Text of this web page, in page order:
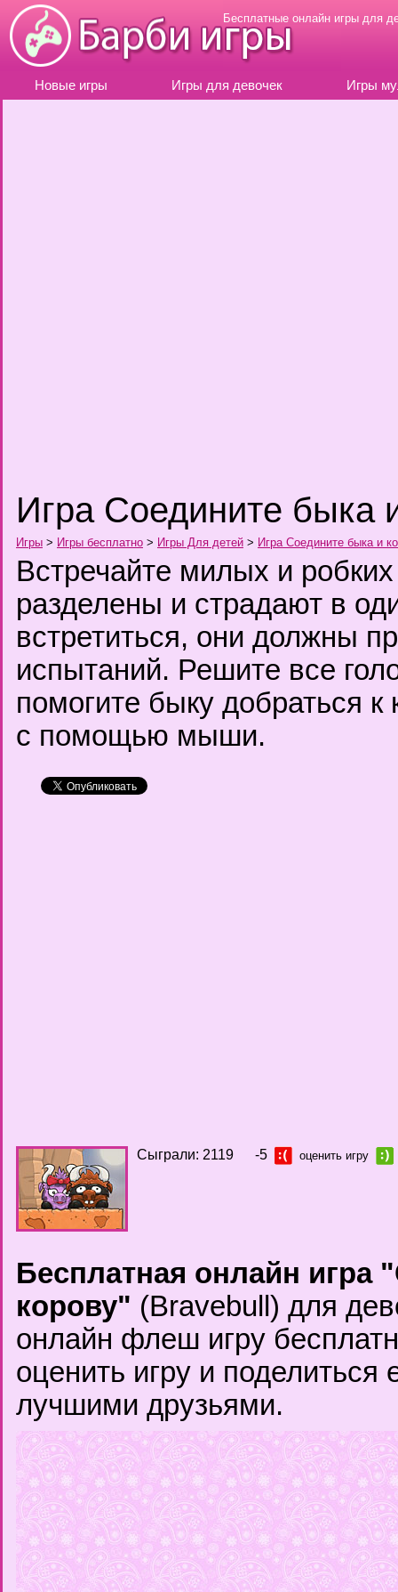
Бесплатные онлайн игры для
Новые игры Игры для девочек Игры
Игра Соедините быка
Игры > Игры бесплатно > Игры Для детей > Игра Соедините быка и
Встречайте милых и
разделены и страдают в
встретиться, они должны
испытаний. Решите все
помогите быку добраться
с помощью мыши.
Сыграли: 2119 -5 оценить игру
Бесплатная онлайн игра
корову" (Bravebull) для
онлайн флеш игру
оценить игру и поделиться
лучшими друзьями.